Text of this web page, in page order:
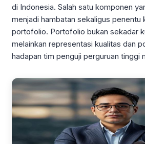
di Indonesia. Salah satu komponen
menjadi hambatan sekaligus penentu
portofolio. Portofolio bukan sekadar
melainkan representasi kualitas dan
hadapan tim penguji perguruan tinggi